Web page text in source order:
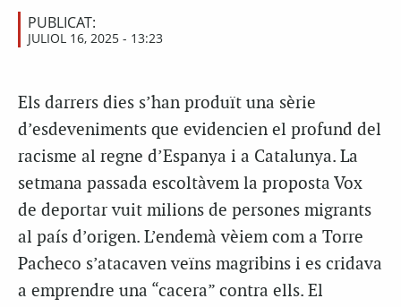
PUBLICAT:
JULIOL 16, 2025 - 13:23
Els darrers dies s’han produït una sèrie
d’esdeveniments que evidencien el profund del
racisme al regne d’Espanya i a Catalunya. La
setmana passada escoltàvem la proposta Vox
de deportar vuit milions de persones migrants
al país d’origen. L’endemà vèiem com a Torre
Pacheco s’atacaven veïns magribins i es cridava
a emprendre una “cacera” contra ells. El